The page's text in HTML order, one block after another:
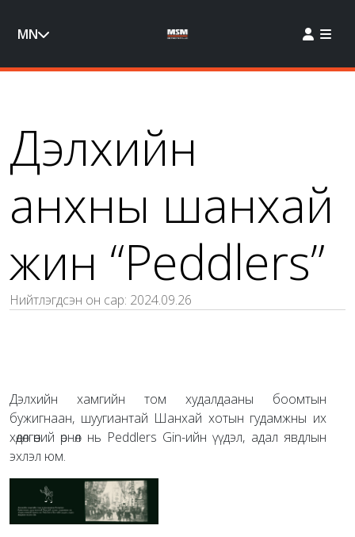
MN
Дэлхийн
анхны шанхай
жин “Peddlers”
Нийтлэгдсэн он сар: 2024.09.26
Дэлхийн хамгийн том худалдааны боомтын
бужигнаан, шуугиантай Шанхай хотын гудамжны их
хөдөлгөөний өрнөл нь Peddlers Gin-ийн үүдэл, адал явдлын
эхлэл юм.